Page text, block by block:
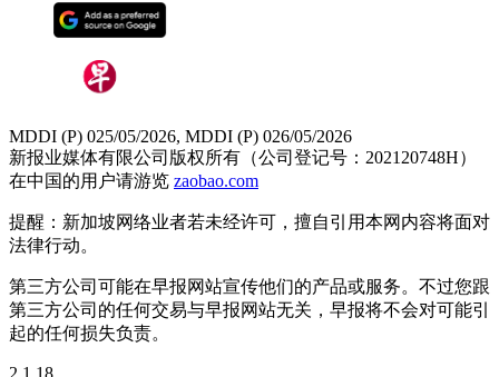
MDDI (P) 025/05/2026, MDDI (P) 026/05/2026
新报业媒体有限公司版权所有（公司登记号：202120748H）
在中国的用户请游览 zaobao.com
提醒：新加坡网络业者若未经许可，擅自引用本网内容将面对
法律行动。
第三方公司可能在早报网站宣传他们的产品或服务。不过您跟
第三方公司的任何交易与早报网站无关，早报将不会对可能引
起的任何损失负责。
2.1.18